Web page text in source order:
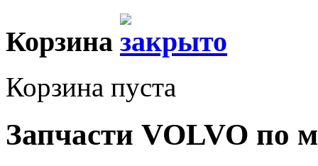
Корзина
Корзина пуста
Запчасти VOLVO по